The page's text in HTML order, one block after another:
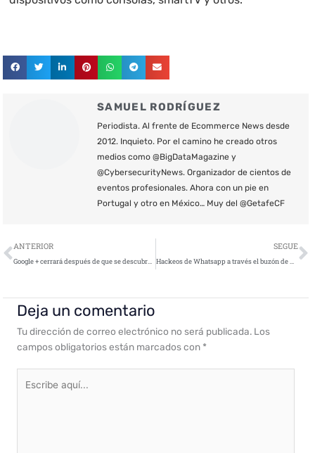
SAMUEL RODRÍGUEZ
Periodista. Al frente de Ecommerce News desde
2012. Inquieto. Por el camino he creado otros
medios como @BigDataMagazine y
@CybersecurityNews. Organizador de cientos de
eventos profesionales. Ahora con un pie en
Portugal y otro en México… Muy del @GetafeCF
Ant
ANTERIOR
Google + cerrará después de que se descubra que expuso datos de usuarios
SEGUE
Hackeos de Whatsapp a través el buzón de voz en Israel
Deja un comentario
Tu dirección de correo electrónico no será publicada. Los
campos obligatorios están marcados con *
aquí...